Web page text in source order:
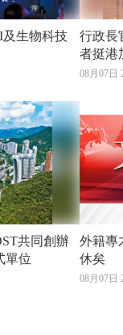
生物科技
行政長官
者挺港
08月07日
單位
外籍專才踴躍
休矣
08月07日